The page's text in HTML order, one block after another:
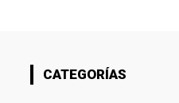
CATEGORÍAS